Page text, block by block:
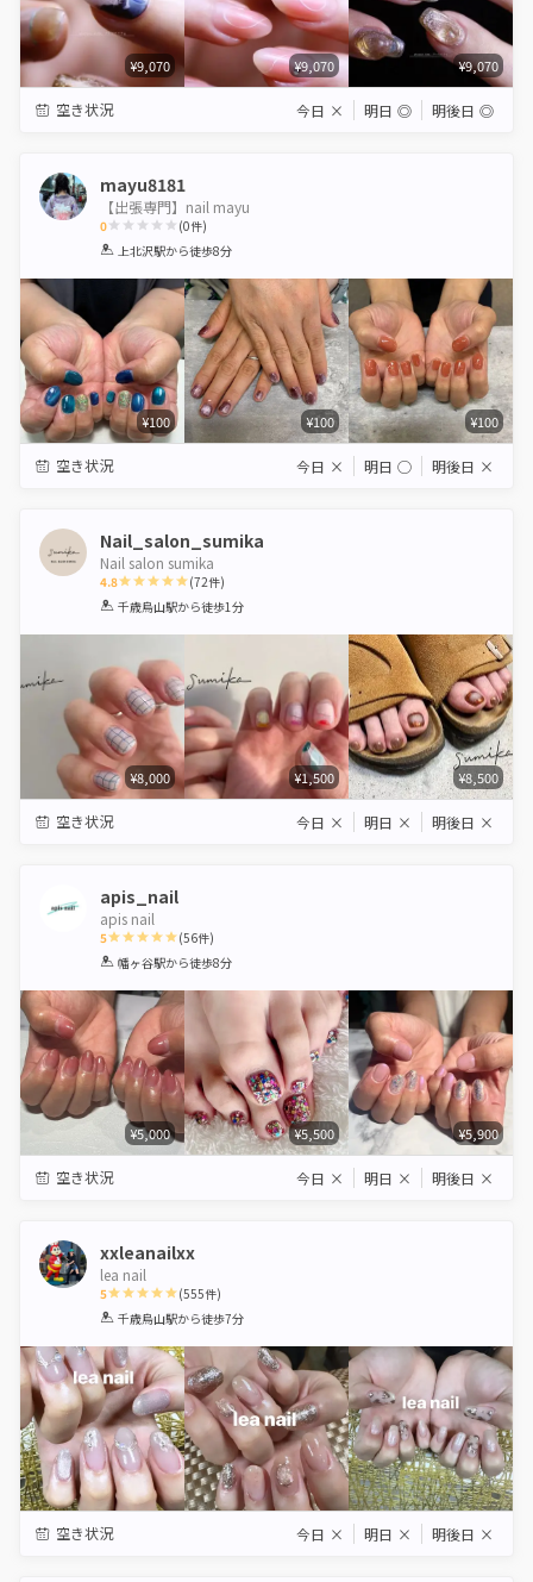
¥9,070 ¥9,070 ¥9,070
空き状況 今日 × 明日 ◎ 明後日 ◎
mayu8181
【出張専門】nail mayu
0
1 2 3 4 5
(0件)
上北沢駅から徒歩8分
¥100 ¥100 ¥100
空き状況 今日 × 明日 ◯ 明後日 ×
Nail_salon_sumika
Nail salon sumika
4.8
1 2 3 4 5
(72件)
千歳烏山駅から徒歩1分
¥8,000 ¥1,500 ¥8,500
空き状況 今日 × 明日 × 明後日 ×
apis_nail
apis nail
5
1 2 3 4 5
(56件)
幡ヶ谷駅から徒歩8分
¥5,000 ¥5,500 ¥5,900
空き状況 今日 × 明日 × 明後日 ×
xxleanailxx
lea nail
5
1 2 3 4 5
(555件)
千歳烏山駅から徒歩7分
空き状況 今日 × 明日 × 明後日 ×